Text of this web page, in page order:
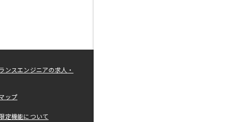
ンスエンジニアの求人・
ップ
定機能について